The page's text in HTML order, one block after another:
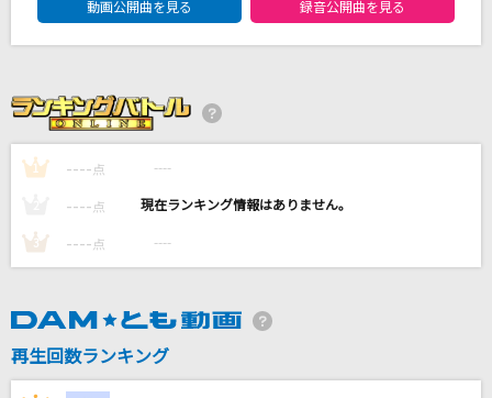
silent
SEKAI NO OWARI(世界の終わり)
花になって
緑黄色社会
DAMの新曲・ランキングなど
カラオケ最新情報をチェック！
動画公開曲を見る 録音公開曲を見る
1 ---- 点 ----
---- 点 ----
3 ---- 点 ----
再生回数ランキング